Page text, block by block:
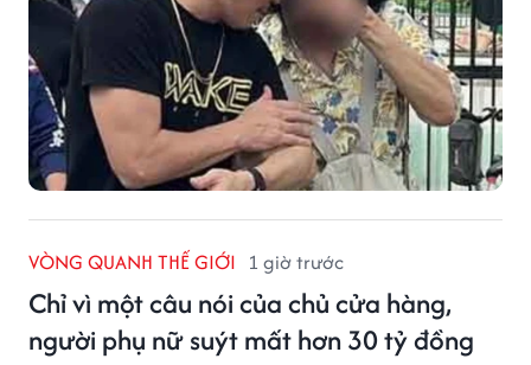
VÒNG QUANH THẾ GIỚI 1 giờ trước
Chỉ vì một câu nói của chủ cửa hàng,
người phụ nữ suýt mất hơn 30 tỷ đồng